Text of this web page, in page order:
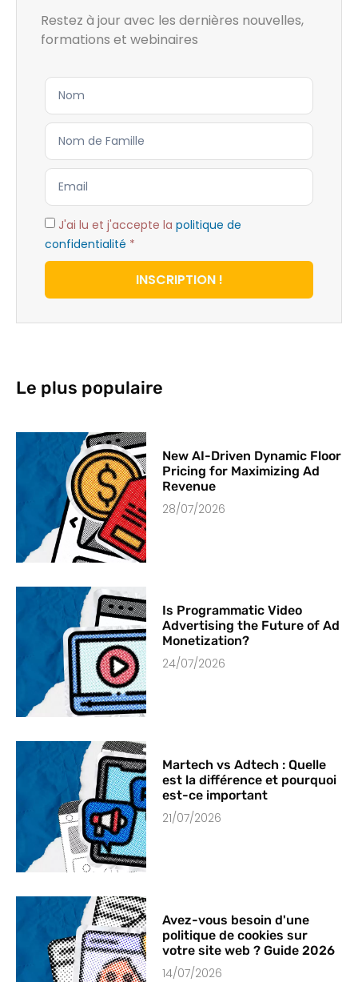
Restez à jour avec les dernières nouvelles,
formations et webinaires
J'ai lu et j'accepte la politique de
confidentialité *
INSCRIPTION !
Le plus populaire
New AI-Driven Dynamic Floor
Pricing for Maximizing Ad
Revenue
28/07/2026
Is Programmatic Video
Advertising the Future of Ad
Monetization?
24/07/2026
Martech vs Adtech : Quelle
est la différence et pourquoi
est-ce important
21/07/2026
Avez-vous besoin d'une
politique de cookies sur
votre site web ? Guide 2026
14/07/2026